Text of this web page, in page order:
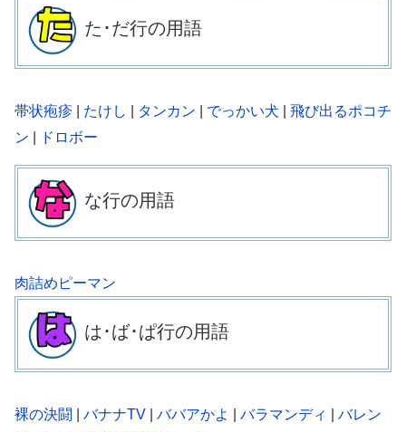
た･だ行の用語
帯状疱疹 たけし タンカン でっかい犬
飛び出るポコチ
ン
ドロボー
な行の用語
肉詰めピーマン
は･ば･ぱ行の用語
裸の決闘 バナナTV ババアかよ バラマンディ
バレン